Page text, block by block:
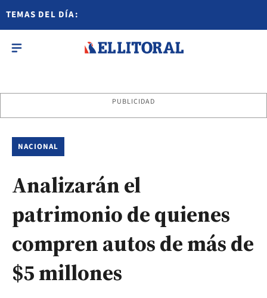
TEMAS DEL DÍA:
PUBLICIDAD
NACIONAL
Analizarán el
patrimonio de quienes
compren autos de más de
$5 millones